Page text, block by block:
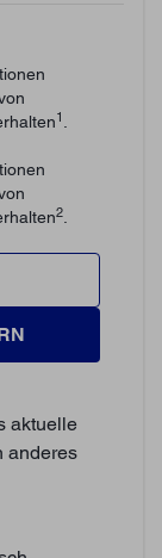
1
2
aktuelle
anderes